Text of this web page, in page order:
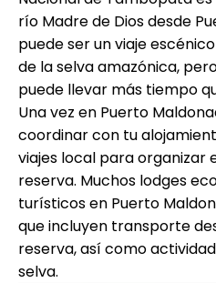
río Madre de Dios desde
puede ser un viaje
de la selva amazónica,
puede llevar más tiempo
Una vez en Puerto
coordinar con tu
viajes local para organizar
reserva. Muchos lodges
turísticos en Puerto
que incluyen transporte
reserva, así como
selva.